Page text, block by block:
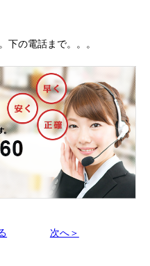
下の電話まで。。。
次へ＞